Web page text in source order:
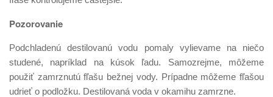
Pozorovanie
Podchladenú destilovanú vodu pomaly vylievame na niečo
studené, napríklad na kúsok ľadu. Samozrejme, môžeme
použiť zamrznutú fľašu bežnej vody. Prípadne môžeme fľašou
udrieť o podložku. Destilovaná voda v okamihu zamrzne.